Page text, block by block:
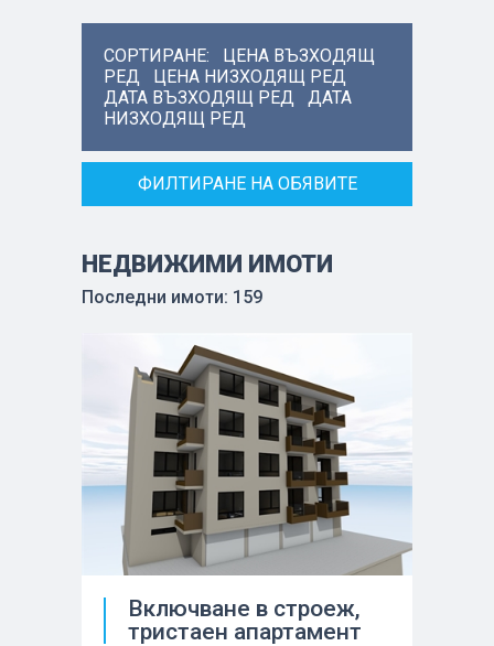
СОРТИРАНЕ: ЦЕНА ВЪЗХОДЯЩ
РЕД
ЦЕНА НИЗХОДЯЩ РЕД
ДАТА ВЪЗХОДЯЩ РЕД
ДАТА
НИЗХОДЯЩ РЕД
ФИЛТИРАНЕ НА ОБЯВИТЕ
НЕДВИЖИМИ ИМОТИ
Последни имоти: 159
Включване в строеж,
тристаен апартамент